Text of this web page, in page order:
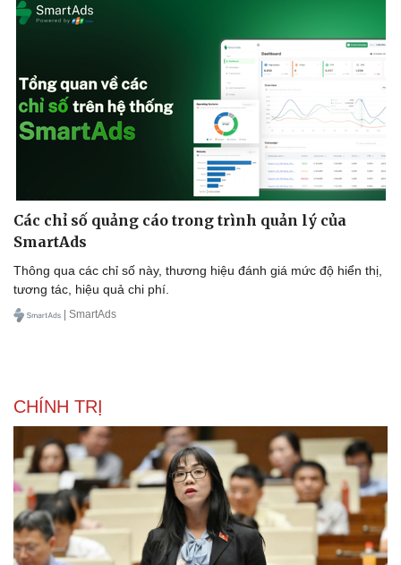
Văn hóa
Sân khấu - Điện ảnh
Văn học
Âm nhạc
Di sản
Giải trí
Nghệ sĩ
Thời trang
Sao Việt
Các chỉ số quảng cáo trong trình quản lý của
SmartAds
Thông qua các chỉ số này, thương hiệu đánh giá mức độ hiển thị,
tương tác, hiệu quả chi phí.
| SmartAds
CHÍNH TRỊ